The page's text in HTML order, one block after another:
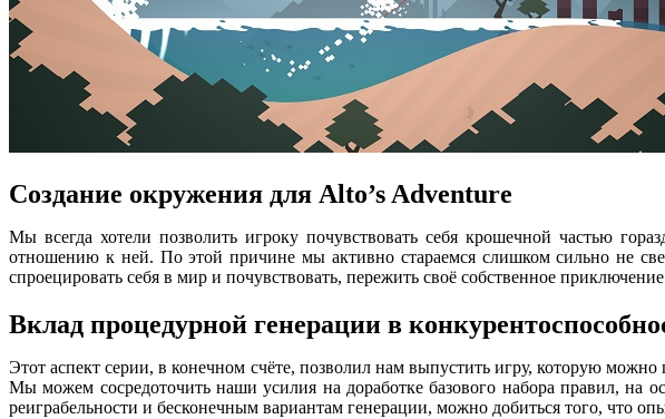
Создание окружения для Alto’s Adventure
Мы всегда хотели позволить игроку почувствовать себя крошечной частью
отношению к ней. По этой причине мы активно стараемся слишком сильно не
спроецировать себя в мир и почувствовать, пережить своё собственное
Вклад процедурной генерации в
Этот аспект серии, в конечном счёте, позволил нам выпустить игру, которую
Мы можем сосредоточить наши усилия на доработке базового набора правил, на
реиграбельности и бесконечным вариантам генерации, можно добиться того, что